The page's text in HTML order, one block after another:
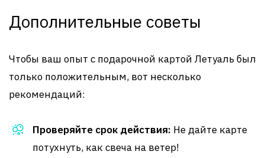
Дополнительные советы
Чтобы ваш опыт с подарочной картой Летуаль был
только положительным, вот несколько
рекомендаций:
Проверяйте срок действия: Не дайте карте
потухнуть, как свеча на ветер!